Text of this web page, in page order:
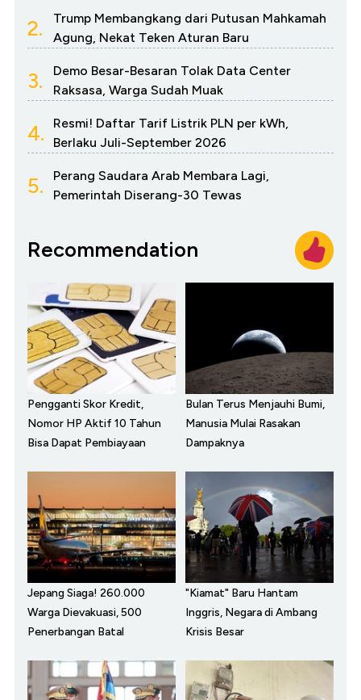
2.
Trump Membangkang dari Putusan Mahkamah
Agung, Nekat Teken Aturan Baru
3.
Demo Besar-Besaran Tolak Data Center
Raksasa, Warga Sudah Muak
4.
Resmi! Daftar Tarif Listrik PLN per kWh,
Berlaku Juli-September 2026
5.
Perang Saudara Arab Membara Lagi,
Pemerintah Diserang-30 Tewas
Recommendation
Pengganti Skor Kredit,
Nomor HP Aktif 10 Tahun
Bisa Dapat Pembiayaan
Bulan Terus Menjauhi Bumi,
Manusia Mulai Rasakan
Dampaknya
Jepang Siaga! 260.000
Warga Dievakuasi, 500
Penerbangan Batal
"Kiamat" Baru Hantam
Inggris, Negara di Ambang
Krisis Besar